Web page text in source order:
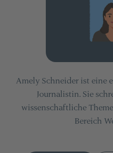
Amely Schneider ist eine
Journalistin. Sie
wissenschaftliche
Bereich